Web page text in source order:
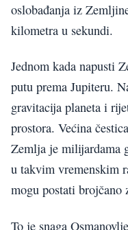
oslobađanja iz
kilometra u sekundi.
Jednom kada napusti
putu prema Jupiteru.
gravitacija planeta i
prostora. Većina
Zemlja je milijardama
u takvim vremenskim
mogu postati brojčano
To je snaga